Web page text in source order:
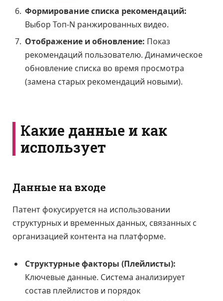
Формирование списка рекомендаций:
Выбор Топ-N ранжированных видео.
Отображение и обновление: Показ
рекомендаций пользователю. Динамическое
обновление списка во время просмотра
(замена старых рекомендаций новыми).
Какие данные и как
использует
Данные на входе
Патент фокусируется на использовании
структурных и временных данных, связанных с
организацией контента на платформе.
Структурные факторы (Плейлисты):
Ключевые данные. Система анализирует
состав плейлистов и порядок